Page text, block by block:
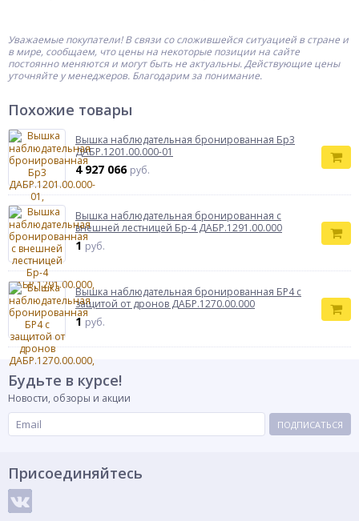
Уважаемые покупатели! В связи со сложившейся ситуацией в стране и
в мире, сообщаем, что цены на некоторые позиции на сайте
постоянно меняются и могут быть не актуальны. Действующие цены
уточняйте у менеджеров. Благодарим за понимание.
Похожие товары
Вышка наблюдательная бронированная Бр3
ДАБР.1201.00.000-01
4 927 066 руб.
Вышка наблюдательная бронированная с
внешней лестницей Бр-4 ДАБР.1291.00.000
1руб.
Вышка наблюдательная бронированная БР4 с
защитой от дронов ДАБР.1270.00.000
1руб.
Будьте в курсе!
Новости, обзоры и акции
ПОДПИСАТЬСЯ
Присоединяйтесь